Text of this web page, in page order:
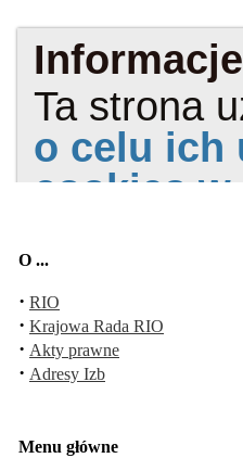
O ...
· RIO
· Krajowa Rada RIO
· Akty prawne
· Adresy Izb
Menu główne